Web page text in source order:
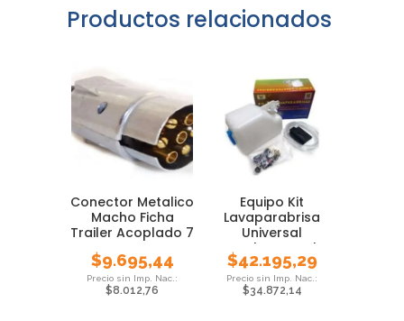
Productos relacionados
Conector Metalico
Macho Ficha
Trailer Acoplado 7
Contactos
$9.695,44
$8.012,76
Equipo Kit
Lavaparabrisa
Universal
Completo Bomba
Sapito
$42.195,29
$34.872,14